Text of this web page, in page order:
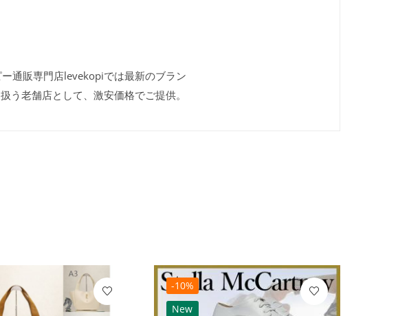
通販専門店levekopiでは最新のブラン
う老舗店として、激安価格でご提供。
-10%
New